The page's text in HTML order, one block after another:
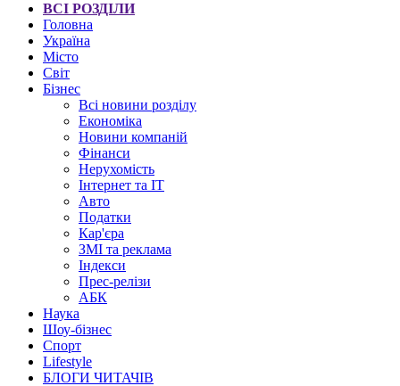
ВСІ РОЗДІЛИ
Головна
Україна
Місто
Світ
Бізнес
Всі новини розділу
Економіка
Новини компаній
Фінанси
Нерухомість
Інтернет та IT
Авто
Податки
Кар'єра
ЗМІ та реклама
Індекси
Прес-релізи
АБК
Наука
Шоу-бізнес
Спорт
Lifestyle
БЛОГИ ЧИТАЧІВ